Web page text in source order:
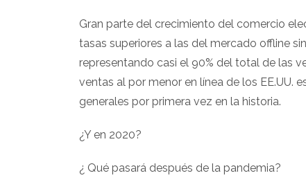
Gran parte del crecimiento del comercio
tasas superiores a las del mercado offline
representando casi el 90% del total de las
ventas al por menor en línea de los EE.UU.
generales por primera vez en la historia.
¿Y en 2020?
¿ Qué pasará después de la pandemia?